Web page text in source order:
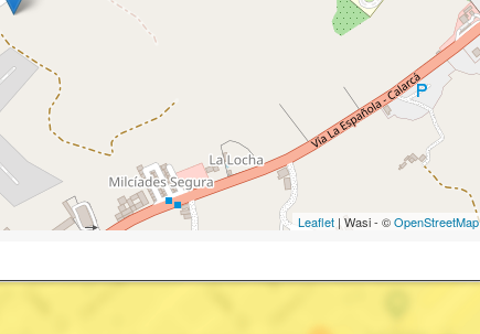
Leaflet | Wasi - ©OpenStreetMap